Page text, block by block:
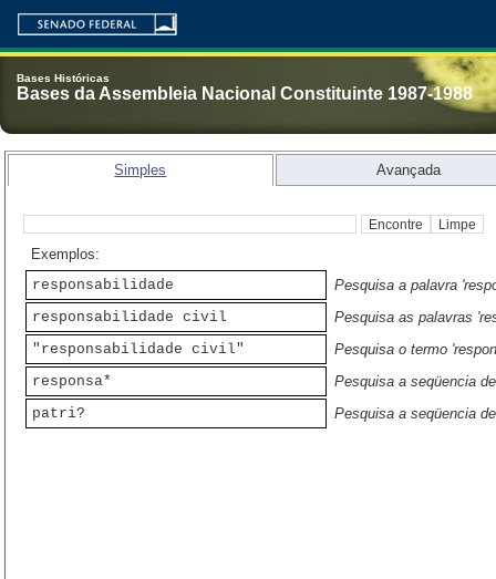
Bases Históricas
Bases da Assembleia Nacional Constituinte 1987-1988
Simples Avançada
Exemplos:
responsabilidade
Pesquisa a palavra
responsabilidade civil
Pesquisa as palavras
"responsabilidade civil"
Pesquisa o termo
responsa*
Pesquisa a seqüencia
patri?
Pesquisa a seqüencia